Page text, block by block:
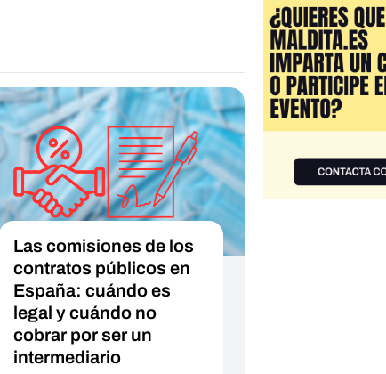
Las comisiones de los
contratos públicos en
España: cuándo es
legal y cuándo no
cobrar por ser un
intermediario